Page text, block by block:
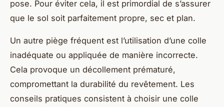
pose. Pour éviter cela, il est primordial de s’assurer
que le sol soit parfaitement propre, sec et plan.
Un autre piège fréquent est l’utilisation d’une colle
inadéquate ou appliquée de manière incorrecte.
Cela provoque un décollement prématuré,
compromettant la durabilité du revêtement. Les
conseils pratiques consistent à choisir une colle